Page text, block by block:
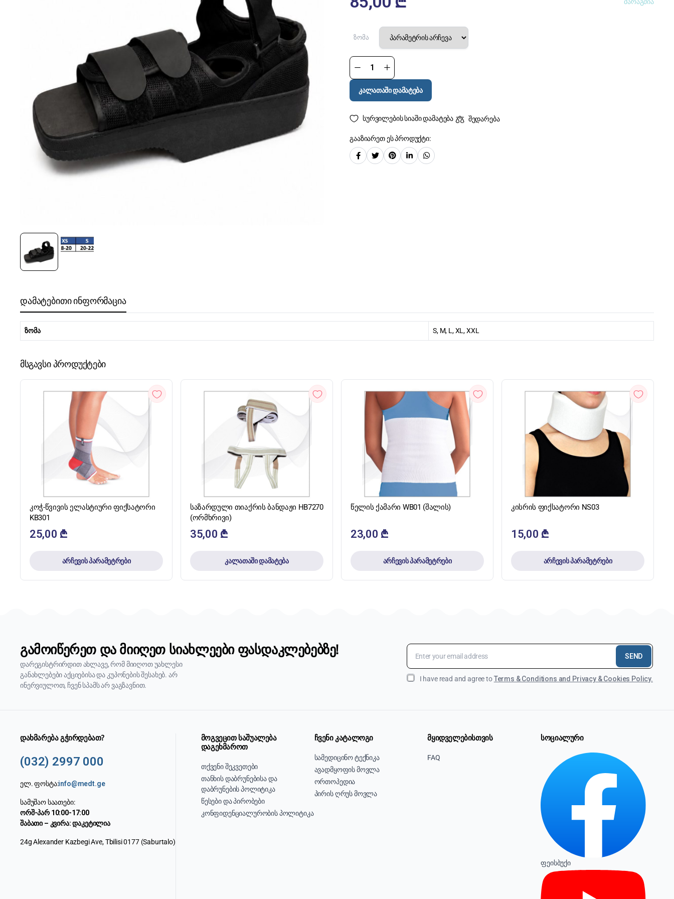
ზომა
კალათაში დამატება
სურვილების სიაში დამატება შედარება
გააზიარეთ ეს პროდუქტი:
დამატებითი ინფორმაცია
ზომა S, M, L, XL, XXL
მსგავსი პროდუქტები
კოჭ-წვივის ელასტიური ფიქსატორი
KB301
25,00 ₾
არჩევის პარამეტრები
ᲡᲬᲠᲐᲤᲘ ᲜᲐᲮᲕᲐ
საზარდული თიაქრის ბანდაჟი HB7270
(ორმხრივი)
35,00 ₾
კალათაში დამატება
წელის ქამარი WB01 (შალის)
23,00 ₾
არჩევის პარამეტრები
კისრის ფიქსატორი NS03
15,00 ₾
არჩევის პარამეტრები
გამოიწერეთ და მიიღეთ სიახლეები ფასდაკლებებზე!
დარეგისტრირდით ახლავე, რომ მიიღოთ უახლესი
განახლებები აქციებისა და კუპონების შესახებ. არ
ინერვიულოთ, ჩვენ სპამს არ ვაგზავნით.
SEND
I have read and agree toTerms & Conditions and Privacy & Cookies Policy.
დახმარება გჭირდებათ?
(032) 2997 000
ელ. ფოსტა:info@medt.ge
სამუშაო საათები:
ორშ-პარ 10:00-17:00
შაბათი – კვირა: დაკეტილია
24g Alexander Kazbegi Ave, Tbilisi 0177 (Saburtalo)
მოგვეცით საშუალება
დაგეხმაროთ
თქვენი შეკვეთები
თანხის დაბრუნებისა და
დაბრუნების პოლიტიკა
წესები და პირობები
კონფიდენციალურობის პოლიტიკა
ჩვენი კატალოგი
სამედიცინო ტექნიკა
ავადმყოფის მოვლა
ორთოპედია
პირის ღრუს მოვლა
მყიდველებისთვის
FAQ
სოციალური
ფეისბუქი